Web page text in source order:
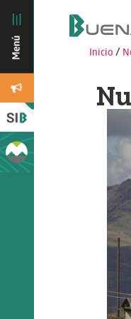
Inicio /